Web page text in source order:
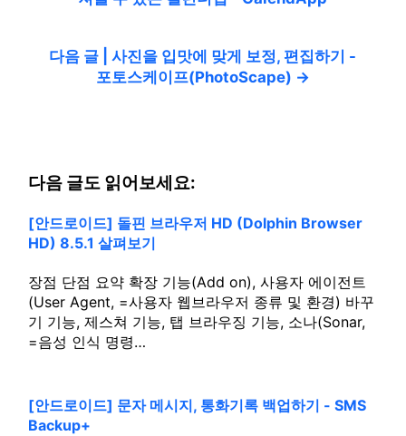
다음 글 | 사진을 입맛에 맞게 보정, 편집하기 -
포토스케이프(PhotoScape) →
다음 글도 읽어보세요:
[안드로이드] 돌핀 브라우저 HD (Dolphin Browser
HD) 8.5.1 살펴보기
장점 단점 요약 확장 기능(Add on), 사용자 에이전트
(User Agent, =사용자 웹브라우저 종류 및 환경) 바꾸
기 기능, 제스쳐 기능, 탭 브라우징 기능, 소나(Sonar,
=음성 인식 명령…
[안드로이드] 문자 메시지, 통화기록 백업하기 - SMS
Backup+